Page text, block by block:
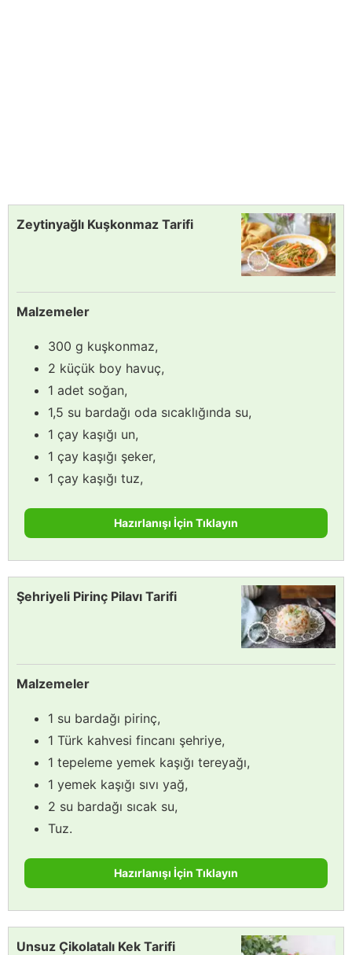
Zeytinyağlı Kuşkonmaz Tarifi
Malzemeler
300 g kuşkonmaz,
2 küçük boy havuç,
1 adet soğan,
1,5 su bardağı oda sıcaklığında su,
1 çay kaşığı un,
1 çay kaşığı şeker,
1 çay kaşığı tuz,
Hazırlanışı İçin Tıklayın
Şehriyeli Pirinç Pilavı Tarifi
Malzemeler
1 su bardağı pirinç,
1 Türk kahvesi fincanı şehriye,
1 tepeleme yemek kaşığı tereyağı,
1 yemek kaşığı sıvı yağ,
2 su bardağı sıcak su,
Tuz.
Hazırlanışı İçin Tıklayın
Unsuz Çikolatalı Kek Tarifi